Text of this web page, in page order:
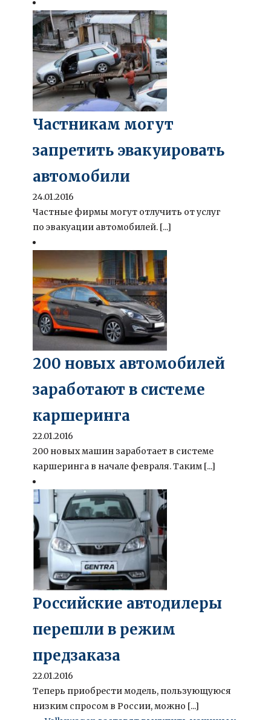
Частникам могут
запретить эвакуировать
автомобили
24.01.2016
Частные фирмы могут отлучить от услуг
по эвакуации автомобилей. [...]
200 новых автомобилей
заработают в системе
каршеринга
22.01.2016
200 новых машин заработает в системе
каршеринга в начале февраля. Таким [...]
Российские автодилеры
перешли в режим
предзаказа
22.01.2016
Теперь приобрести модель, пользующуюся
низким спросом в России, можно [...]